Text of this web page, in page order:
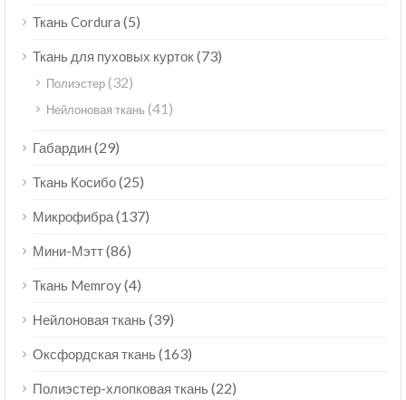
Ткань Cordura (5)
Ткань для пуховых курток(73)
Полиэстер(32)
Нейлоновая ткань (41)
Габардин(29)
Ткань Косибо(25)
Микрофибра(137)
Мини-Мэтт(86)
Ткань Memroy(4)
Нейлоновая ткань(39)
Оксфордская ткань(163)
Полиэстер-хлопковая ткань(22)